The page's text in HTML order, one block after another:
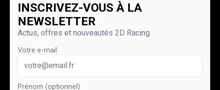
INSCRIVEZ-VOUS À LA
NEWSLETTER
Actus, offres et nouveautés 2D Racing.
Votre e-mail
Prénom (optionnel)